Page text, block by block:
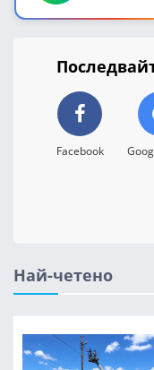
Facebook
Най-четено